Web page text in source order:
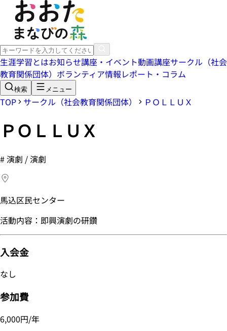
生涯学習とはお知らせ講座・イベント動画講座サークル（社会
教育関係団体） ボランティア情報レポート・コラム
検索 メニュー
TOP サークル（社会教育関係団体） ＰＯＬＬＵＸ
ＰＯＬＬＵＸ
#演劇 / 演劇
馬込区民センター
活動内容：即興演劇の研鑽
入会金
なし
参加費
6,000円/年